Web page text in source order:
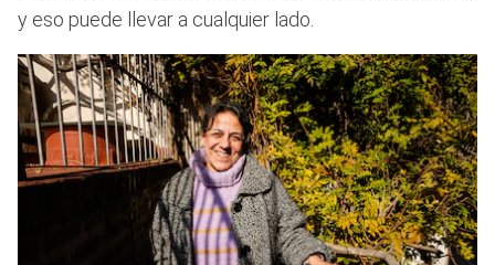
y eso puede llevar a cualquier lado.